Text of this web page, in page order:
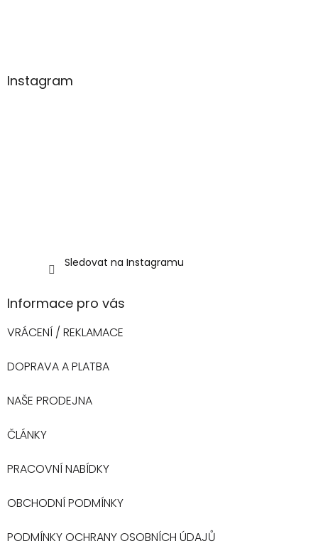
Instagram
Sledovat na Instagramu
Informace pro vás
VRÁCENÍ / REKLAMACE
DOPRAVA A PLATBA
NAŠE PRODEJNA
ČLÁNKY
PRACOVNÍ NABÍDKY
OBCHODNÍ PODMÍNKY
PODMÍNKY OCHRANY OSOBNÍCH ÚDAJŮ